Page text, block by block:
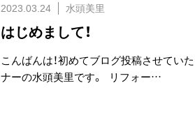
2023.03.24 水頭美里
はじめまして！
こんばんは！初めてブログ投稿させてい
ナーの水頭美里です。 リフォー…